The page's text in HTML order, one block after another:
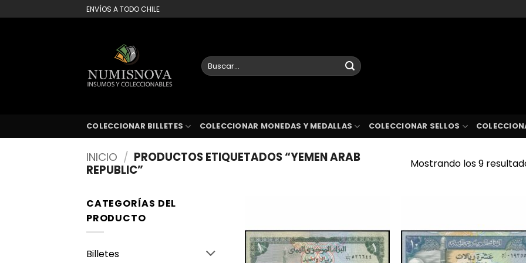
al
ENVÍOS A TODO CHILE
Buscar
por:
COLECCIONAR BILLETES COLECCIONAR MONEDAS Y MEDALLAS COLECCIONAR SELLOS
INICIO / PRODUCTOS ETIQUETADOS “YEMEN ARAB
REPUBLIC”
Mostrando los 9
CATEGORÍAS DEL
PRODUCTO
Billetes